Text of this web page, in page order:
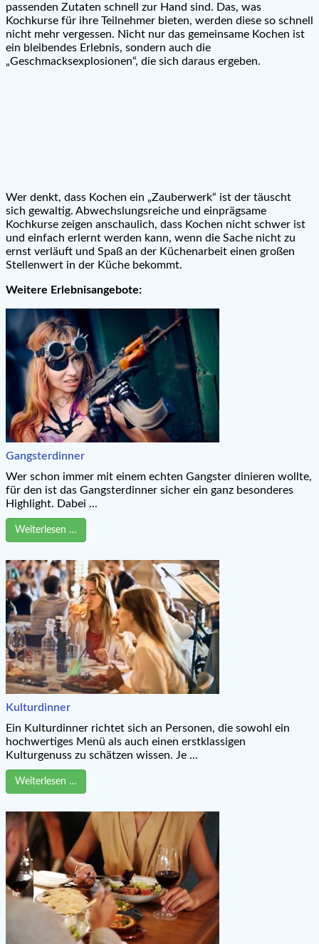
passenden Zutaten schnell zur Hand sind. Das, was
Kochkurse für ihre Teilnehmer bieten, werden diese so schnell
nicht mehr vergessen. Nicht nur das gemeinsame Kochen ist
ein bleibendes Erlebnis, sondern auch die
„Geschmacksexplosionen“, die sich daraus ergeben.
Wer denkt, dass Kochen ein „Zauberwerk“ ist der täuscht
sich gewaltig. Abwechslungsreiche und einprägsame
Kochkurse zeigen anschaulich, dass Kochen nicht schwer ist
und einfach erlernt werden kann, wenn die Sache nicht zu
ernst verläuft und Spaß an der Küchenarbeit einen großen
Stellenwert in der Küche bekommt.
Weitere Erlebnisangebote:
Gangsterdinner
Wer schon immer mit einem echten Gangster dinieren wollte,
für den ist das Gangsterdinner sicher ein ganz besonderes
Highlight. Dabei ...
Weiterlesen …
Kulturdinner
Ein Kulturdinner richtet sich an Personen, die sowohl ein
hochwertiges Menü als auch einen erstklassigen
Kulturgenuss zu schätzen wissen. Je ...
Weiterlesen …